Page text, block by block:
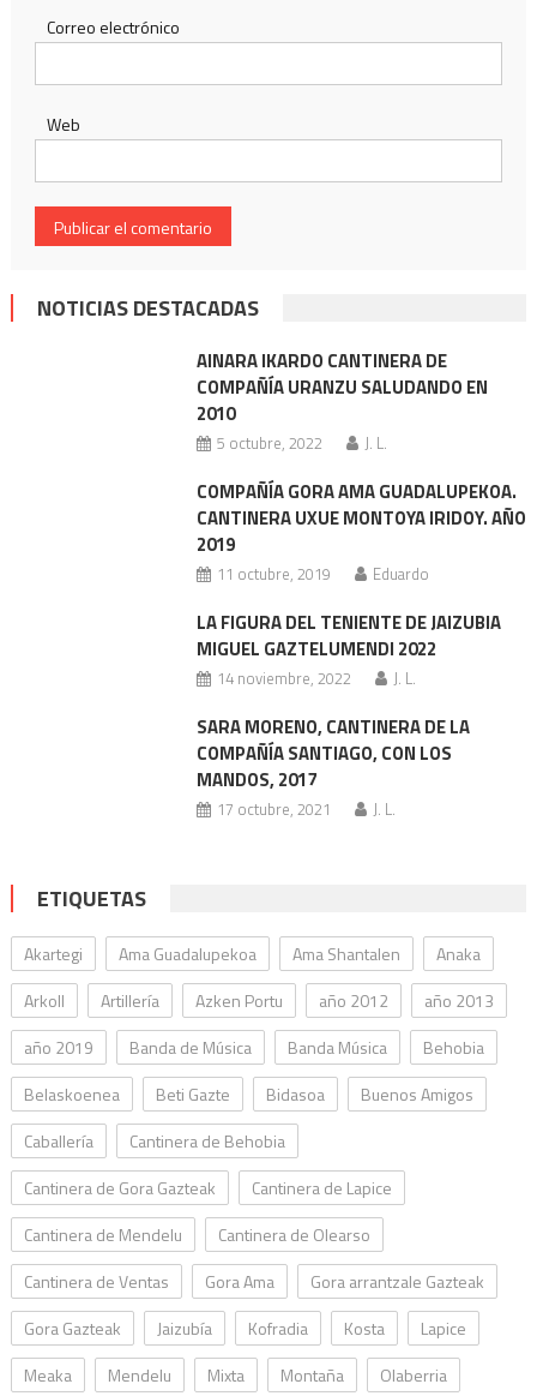
Correo electrónico
Web
NOTICIAS DESTACADAS
AINARA IKARDO CANTINERA DE
COMPAÑÍA URANZU SALUDANDO EN
2010
5 octubre, 2022 J. L.
COMPAÑÍA GORA AMA GUADALUPEKOA.
CANTINERA UXUE MONTOYA IRIDOY. AÑO
2019
11 octubre, 2019 Eduardo
LA FIGURA DEL TENIENTE DE JAIZUBIA
MIGUEL GAZTELUMENDI 2022
14 noviembre, 2022 J. L.
SARA MORENO, CANTINERA DE LA
COMPAÑÍA SANTIAGO, CON LOS
MANDOS, 2017
17 octubre, 2021 J. L.
ETIQUETAS
Akartegi Ama Guadalupekoa Ama Shantalen
Anaka
Arkoll
Artillería Azken Portu año 2012
año 2013
año 2019
Banda de Música Banda Música
Behobia
Belaskoenea
Beti Gazte Bidasoa
Buenos Amigos
Caballería
Cantinera de Behobia
Cantinera de Gora Gazteak
Cantinera de Lapice
Cantinera de Mendelu
Cantinera de Olearso
Cantinera de Ventas
Gora Ama
Gora arrantzale Gazteak
Gora Gazteak
Jaizubía Kofradia Kosta
Lapice
Meaka
Mendelu Mixta Montaña Olaberria